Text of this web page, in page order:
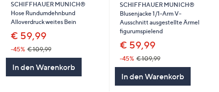
SCHIFFHAUER MUNICH®
Hose Rundumdehnbund
Alloverdruck weites Bein
€ 59,99
-45% € 109,99
In den Warenkorb
SCHIFFHAUER MUNICH®
Blusenjacke 1/1-Arm V-
Ausschnitt ausgestellte Ärmel
figurumspielend
€ 59,99
-45% € 109,99
In den Warenkorb